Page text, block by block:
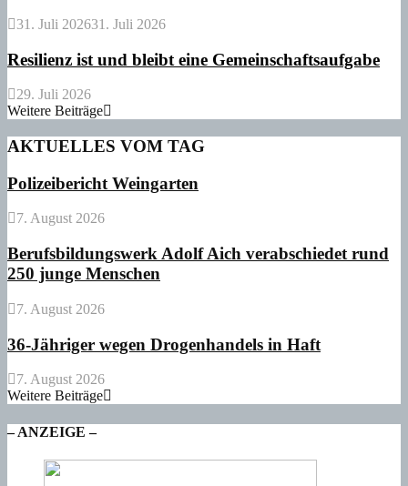
31. Juli 202631. Juli 2026
Resilienz ist und bleibt eine Gemeinschaftsaufgabe
29. Juli 2026
Weitere Beiträge
AKTUELLES VOM TAG
Polizeibericht Weingarten
7. August 2026
Berufsbildungswerk Adolf Aich verabschiedet rund
250 junge Menschen
7. August 2026
36-Jähriger wegen Drogenhandels in Haft
7. August 2026
Weitere Beiträge
– ANZEIGE –